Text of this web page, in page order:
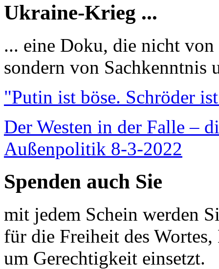
Ukraine-Krieg ...
... eine Doku, die nicht
sondern von Sachkenntnis
"Putin ist böse. Schröder
Der Westen in der Falle –
Außenpolitik 8-3-2022
Spenden auch Sie
mit jedem Schein werden
für die Freiheit des
um Gerechtigkeit einsetzt.